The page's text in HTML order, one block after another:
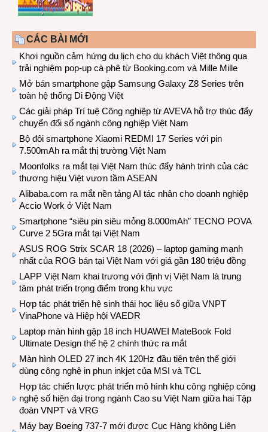
CÁC BÀI MỚI
Khơi nguồn cảm hứng du lịch cho du khách Việt thông qua
trải nghiệm pop-up cà phê từ Booking.com và Mille Mille
Mở bán smartphone gập Samsung Galaxy Z8 Series trên
toàn hệ thống Di Động Việt
Các giải pháp Trí tuệ Công nghiệp từ AVEVA hỗ trợ thúc đẩy
chuyển đổi số ngành công nghiệp Việt Nam
Bộ đôi smartphone Xiaomi REDMI 17 Series với pin
7.500mAh ra mắt thị trường Việt Nam
Moonfolks ra mắt tại Việt Nam thúc đẩy hành trình của các
thương hiệu Việt vươn tầm ASEAN
Alibaba.com ra mắt nền tảng AI tác nhân cho doanh nghiệp
Accio Work ở Việt Nam
Smartphone “siêu pin siêu mỏng 8.000mAh” TECNO POVA
Curve 2 5Gra mắt tại Việt Nam
ASUS ROG Strix SCAR 18 (2026) – laptop gaming mạnh
nhất của ROG bán tại Việt Nam với giá gần 180 triệu đồng
LAPP Việt Nam khai trương với định vị Việt Nam là trung
tâm phát triển trọng điểm trong khu vực
Hợp tác phát triển hệ sinh thái học liệu số giữa VNPT
VinaPhone và Hiệp hội VAEDR
Laptop màn hình gập 18 inch HUAWEI MateBook Fold
Ultimate Design thế hệ 2 chính thức ra mắt
Màn hình OLED 27 inch 4K 120Hz đầu tiên trên thế giới
dùng công nghệ in phun inkjet của MSI và TCL
Hợp tác chiến lược phát triển mô hình khu công nghiệp công
nghệ số hiện đại trong ngành Cao su Việt Nam giữa hai Tập
đoàn VNPT và VRG
Máy bay Boeing 737-7 mới được Cục Hàng không Liên